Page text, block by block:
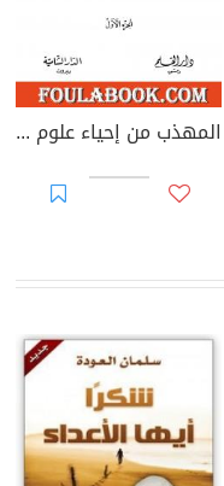
المهذب من إحياء علوم الدين - الجزء الأول - العبادات - العادات